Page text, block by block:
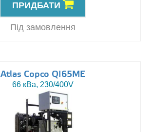
ПРИДБАТИ
Під замовлення
Atlas Copco QI65ME
66 кВа, 230/400V